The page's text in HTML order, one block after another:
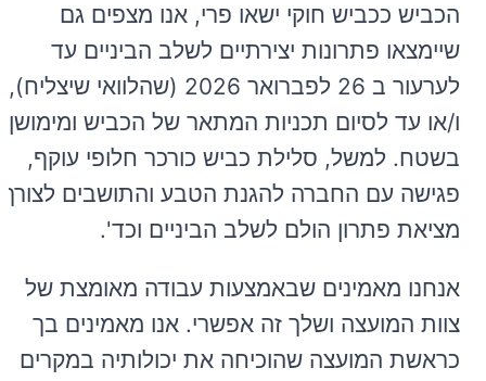
הכביש ככביש חוקי ישאו פרי, אנו מצפים גם
שיימצאו פתרונות יצירתיים לשלב הביניים עד
לערעור ב 26 לפברואר 2026 (שהלוואי שיצליח),
ו/או עד לסיום תכניות המתאר של הכביש ומימושן
בשטח. למשל, סלילת כביש כורכר חלופי עוקף,
פגישה עם החברה להגנת הטבע והתושבים לצורך
מציאת פתרון הולם לשלב הביניים וכד'.
אנחנו מאמינים שבאמצעות עבודה מאומצת של
צוות המועצה ושלך זה אפשרי. אנו מאמינים בך
כראשת המועצה שהוכיחה את יכולותיה במקרים